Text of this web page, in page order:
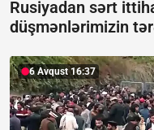
Rusiyadan sərt
düşmənlərimizin
6 Avqust 16:37